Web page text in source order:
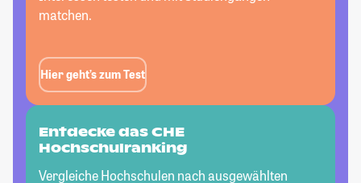
matchen.
Hier geht’s zum Test
Entdecke das CHE
Hochschulranking
Vergleiche Hochschulen nach ausgewählten